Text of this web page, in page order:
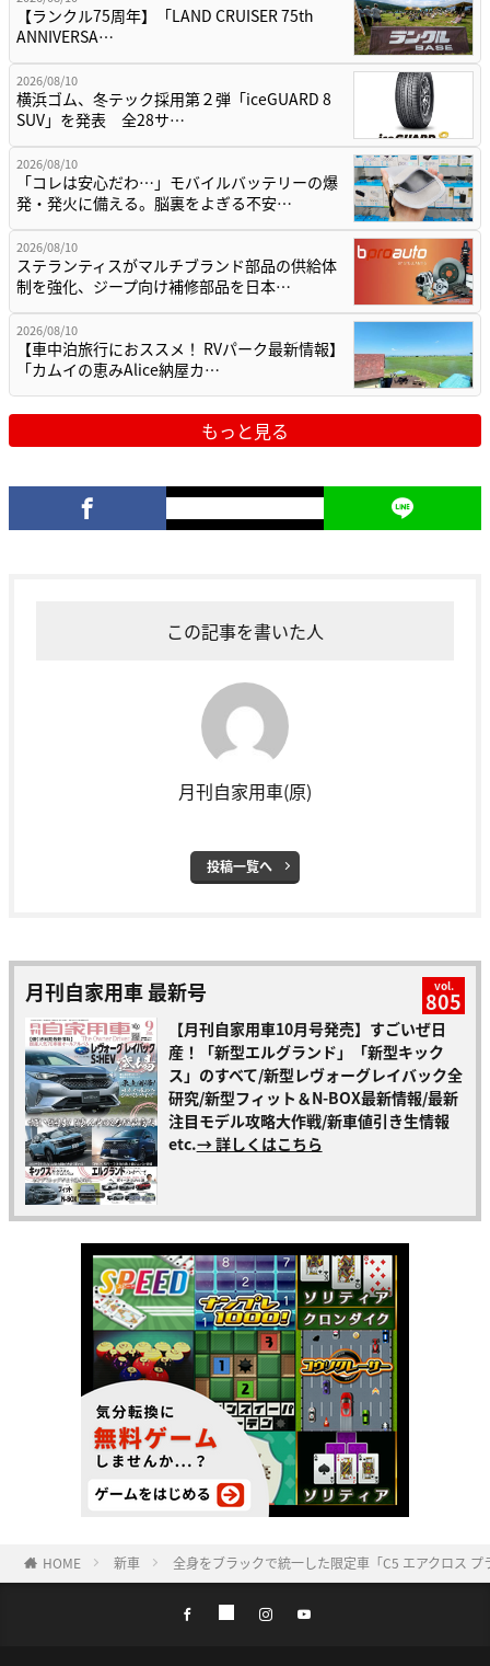
【ランクル75周年】「LAND CRUISER 75th
ANNIVERSA…
2026/08/10
横浜ゴム、冬テック採用第２弾「iceGUARD 8
SUV」を発表 全28サ…
2026/08/10
「コレは安心だわ…」モバイルバッテリーの爆
発・発火に備える。脳裏をよぎる不安…
2026/08/10
ステランティスがマルチブランド部品の供給体
制を強化、ジープ向け補修部品を日本…
2026/08/10
【車中泊旅行におススメ！ RVパーク最新情報】
「カムイの恵みAlice納屋カ…
もっと見る
この記事を書いた人
月刊自家用車(原)
投稿一覧へ
月刊自家用車 最新号 vol.
805
【月刊自家用車10月号発売】すごいぜ日
産！「新型エルグランド」「新型キック
ス」のすべて/新型レヴォーグレイバック全
研究/新型フィット＆N-BOX最新情報/最新
注目モデル攻略大作戦/新車値引き生情報
etc.→ 詳しくはこちら
HOME 新車 全身をブラックで統一した限定車「C5 エアクロス